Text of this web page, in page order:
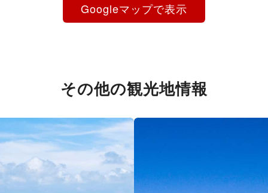
Googleマップで表示
その他の観光地情報